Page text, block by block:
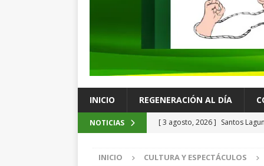
INICIO REGENERACIÓN AL DÍA
NOTICIAS [ 3 agosto, 2026 ] Santos
[ 3 agosto, 2026 ] Cuba
INICIO CULTURA Y ESPECTÁCULOS